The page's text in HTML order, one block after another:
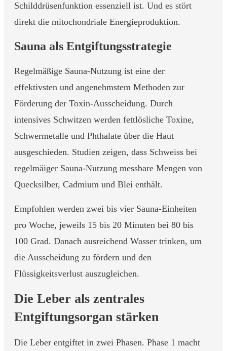
Schilddrüsenfunktion essenziell ist. Und es stört
direkt die mitochondriale Energieproduktion.
Sauna als Entgiftungsstrategie
Regelmäßige Sauna-Nutzung ist eine der
effektivsten und angenehmstem Methoden zur
Förderung der Toxin-Ausscheidung. Durch
intensives Schwitzen werden fettlösliche Toxine,
Schwermetalle und Phthalate über die Haut
ausgeschieden. Studien zeigen, dass Schweiss bei
regelmäiger Sauna-Nutzung messbare Mengen von
Quecksilber, Cadmium und Blei enthält.
Empfohlen werden zwei bis vier Sauna-Einheiten
pro Woche, jeweils 15 bis 20 Minuten bei 80 bis
100 Grad. Danach ausreichend Wasser trinken, um
die Ausscheidung zu fördern und den
Flüssigkeitsverlust auszugleichen.
Die Leber als zentrales
Entgiftungsorgan stärken
Die Leber entgiftet in zwei Phasen. Phase 1 macht